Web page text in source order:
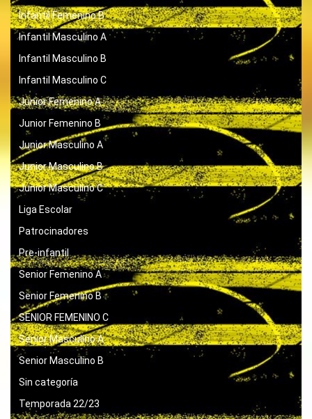
Infantil Femenino B
Infantil Masculino A
Infantil Masculino B
Infantil Masculino C
Junior Femenino A
Junior Femenino B
Junior Masculino A
Junior Masculino B
Junior Masculino C
Liga Escolar
Patrocinadores
Pre-infantil
Senior Femenino A
Senior Femenino B
SENIOR FEMENINO C
Senior Masculino A
Senior Masculino B
Sin categoría
Temporada 22/23